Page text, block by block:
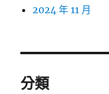
2024 年 11 月
分類